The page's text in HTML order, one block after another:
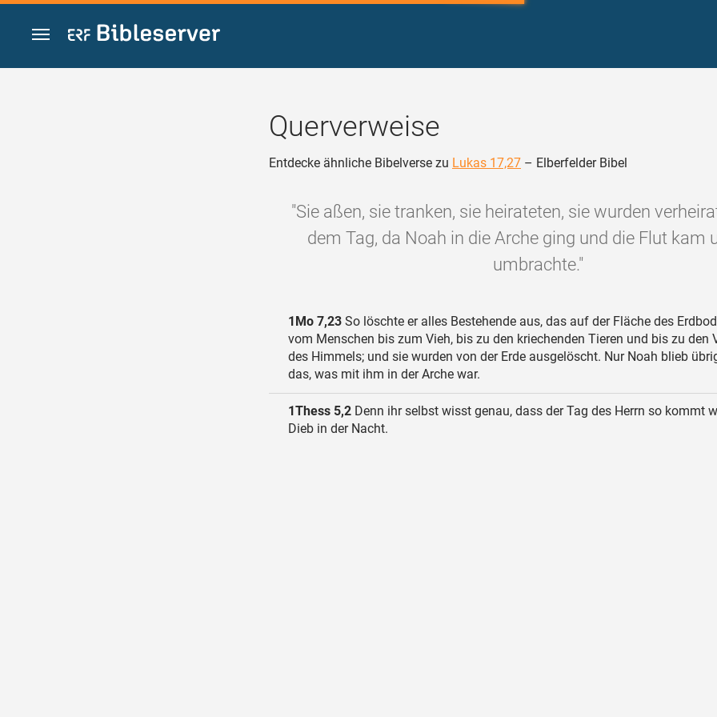
Zum Inhalt springen
Querverweise
Entdecke ähnliche Bibelverse zu Lukas 17,27 – Elberfelder Bibel
"Sie aßen, sie tranken, sie heirateten, sie wurden
dem Tag, da Noah in die Arche ging und die Flut kam
umbrachte."
1Mo 7,23 So löschte er alles Bestehende aus, das auf der Fläche des
vom Menschen bis zum Vieh, bis zu den kriechenden Tieren und bis zu den
des Himmels; und sie wurden von der Erde ausgelöscht. Nur Noah blieb
das, was mit ihm in der Arche war.
1Thess 5,2 Denn ihr selbst wisst genau, dass der Tag des Herrn so kommt
Dieb in der Nacht.